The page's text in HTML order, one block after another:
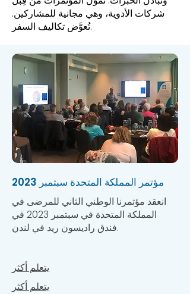
شركات الأدوية، وهي مجانية للمشاركين.
تُعوَّض تكاليف السفر.
مؤتمر المملكة المتحدة سبتمبر 2023
انعقد مؤتمرنا الوطني الثاني للمرضى في
المملكة المتحدة في سبتمبر 2023 في
فندق راديسون ريد في لندن.
يتعلم أكثر
يتعلم أكثر